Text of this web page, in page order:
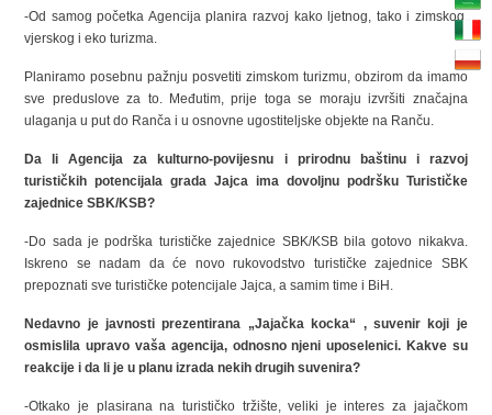
-Od samog početka Agencija planira razvoj kako ljetnog, tako i zimskog,
vjerskog i eko turizma.
Planiramo posebnu pažnju posvetiti zimskom turizmu, obzirom da imamo
sve preduslove za to. Međutim, prije toga se moraju izvršiti značajna
ulaganja u put do Ranča i u osnovne ugostiteljske objekte na Ranču.
Da li Agencija za kulturno-povijesnu i prirodnu baštinu i razvoj
turističkih potencijala grada Jajca ima dovoljnu podršku Turističke
zajednice SBK/KSB?
-Do sada je podrška turističke zajednice SBK/KSB bila gotovo nikakva.
Iskreno se nadam da će novo rukovodstvo turističke zajednice SBK
prepoznati sve turističke potencijale Jajca, a samim time i BiH.
Nedavno je javnosti prezentirana „Jajačka kocka“ , suvenir koji je
osmislila upravo vaša agencija, odnosno njeni uposelenici. Kakve su
reakcije i da li je u planu izrada nekih drugih suvenira?
-Otkako je plasirana na turističko tržište, veliki je interes za jajačkom